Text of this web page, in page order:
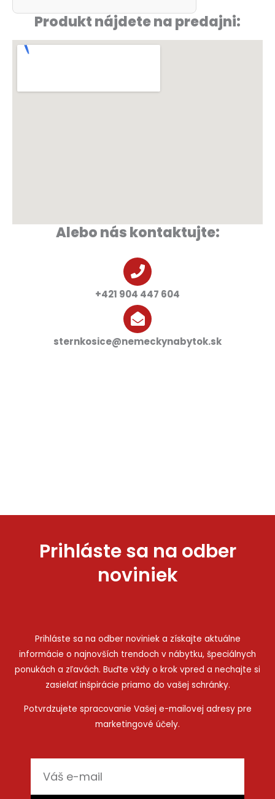
Produkt nájdete na predajni:
Alebo nás kontaktujte:
+421 904 447 604
sternkosice@nemeckynabytok.sk
Prihláste sa na odber
noviniek
Prihláste sa na odber noviniek a získajte aktuálne
informácie o najnovších trendoch v nábytku, špeciálnych
ponukách a zľavách. Buďte vždy o krok vpred a nechajte si
zasielať inšpirácie priamo do vašej schránky.
Potvrdzujete spracovanie Vašej e-mailovej adresy pre
marketingové účely.
mail